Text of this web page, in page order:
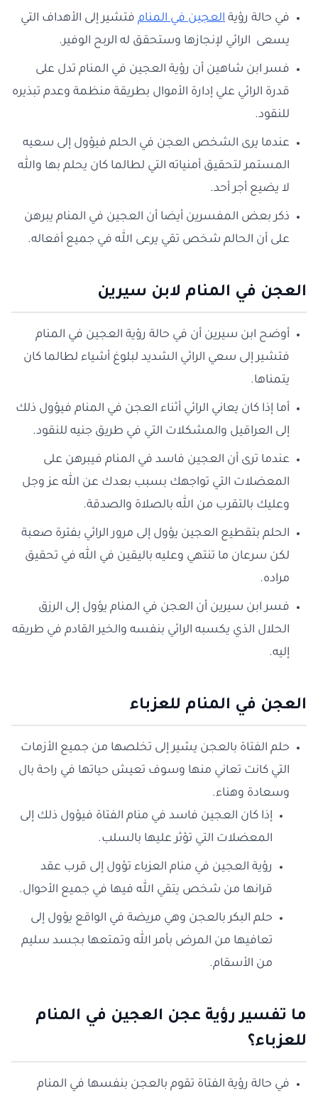
في حالة رؤية العجين في المنام فتشير إلى الأهداف التي
يسعى الرائي لإنجازها وستحقق له الربح الوفير.
فسر ابن شاهين أن رؤية العجين في المنام تدل على
قدرة الرائي علي إدارة الأموال بطريقة منظمة وعدم تبذيره
للنقود.
عندما يرى الشخص العجن في الحلم فيؤول إلى سعيه
المستمر لتحقيق أمنياته التي لطالما كان يحلم بها والله
لا يضيع أجر أحد.
ذكر بعض المفسرين أيضا أن العجين في المنام يبرهن
على أن الحالم شخص تقي يرعى الله في جميع أفعاله.
العجن في المنام لابن سيرين
أوضح ابن سيرين أن في حالة رؤية العجين في المنام
فتشير إلى سعي الرائي الشديد لبلوغ أشياء لطالما كان
يتمناها.
أما إذا كان يعاني الرائي أثناء العجن في المنام فيؤول ذلك
إلى العراقيل والمشكلات التي في طريق جنيه للنقود.
عندما ترى أن العجين فاسد في المنام فيبرهن على
المعضلات التي تواجهك بسبب بعدك عن الله عز وجل
وعليك بالتقرب من الله بالصلاة والصدقة.
الحلم بتقطيع العجين يؤول إلى مرور الرائي بفترة صعبة
لكن سرعان ما تنتهي وعليه باليقين في الله في تحقيق
مراده.
فسر ابن سيرين أن العجن في المنام يؤول إلى الرزق
الحلال الذي يكسبه الرائي بنفسه والخير القادم في طريقه
إليه.
العجن في المنام للعزباء
حلم الفتاة بالعجن يشير إلى تخلصها من جميع الأزمات
التي كانت تعاني منها وسوف تعيش حياتها في راحة بال
وسعادة وهناء.
إذا كان العجين فاسد في منام الفتاة فيؤول ذلك إلى
المعضلات التي تؤثر عليها بالسلب.
رؤية العجين في منام العزباء تؤول إلى قرب عقد
قرانها من شخص يتقي الله فيها في جميع الأحوال.
حلم البكر بالعجن وهي مريضة في الواقع يؤول إلى
تعافيها من المرض بأمر الله وتمتعها بجسد سليم
من الأسقام.
ما تفسير رؤية عجن العجين في المنام
للعزباء؟
في حالة رؤية الفتاة تقوم بالعجن بنفسها في المنام